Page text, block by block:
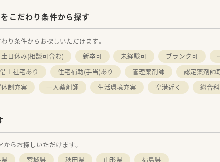
こだわり条件から探す
り条件からお探しいただけます。
土日休み(相談可含む) 新卒可 未経験可 ブランク可
借上社宅あり 住宅補助(手当)あり 管理薬剤師 認定薬剤師
制充実 一人薬剤師 生活環境充実 空港近く 総合
らお探しいただけます。
宮城県 秋田県 山形県 福島県